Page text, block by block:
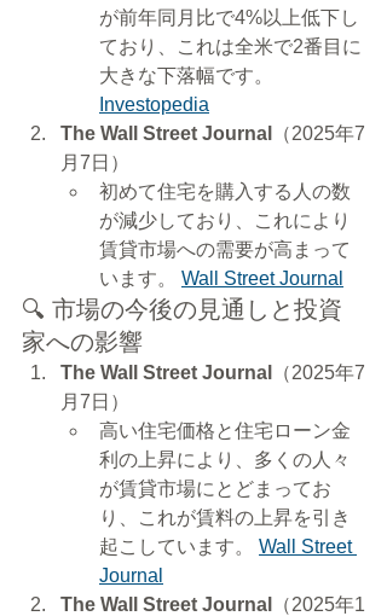
が前年同月比で4%以上低下し
ており、これは全米で2番目に
大きな下落幅です。
Investopedia
The Wall Street Journal
（2025年7
月7日）
初めて住宅を購入する人の数
が減少しており、これにより
賃貸市場への需要が高まって
います。 Wall Street Journal
🔍 市場の今後の見通しと投資
家への影響
The Wall Street Journal
（2025年7
月7日）
高い住宅価格と住宅ローン金
利の上昇により、多くの人々
が賃貸市場にとどまってお
り、これが賃料の上昇を引き
起こしています。 Wall Street
Journal
The Wall Street Journal
（2025年1